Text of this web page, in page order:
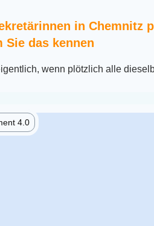
in Chemnitz
Sie das kennen
wenn plötzlich alle
4.0